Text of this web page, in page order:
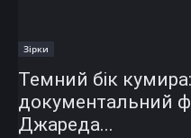
Зірки
Темний бік
документальний
Джареда...